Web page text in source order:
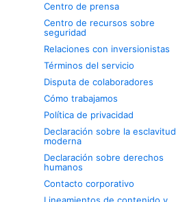
Centro de prensa
Centro de recursos sobre
seguridad
Relaciones con inversionistas
Términos del servicio
Disputa de colaboradores
Cómo trabajamos
Política de privacidad
Declaración sobre la esclavitud
moderna
Declaración sobre derechos
humanos
Contacto corporativo